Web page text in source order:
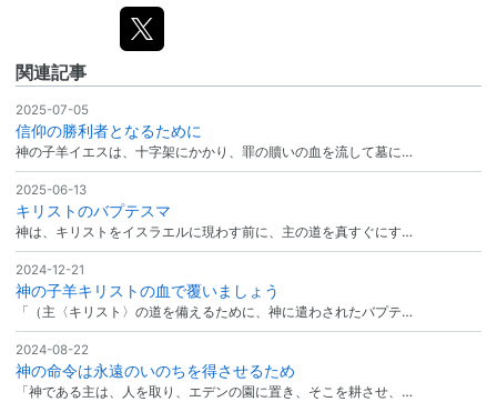
関連記事
2025-07-05
信仰の勝利者となるために
神の子羊イエスは、十字架にかかり、罪の贖いの血を流して墓に…
2025-06-13
キリストのバプテスマ
神は、キリストをイスラエルに現わす前に、主の道を真すぐにす…
2024-12-21
神の子羊キリストの血で覆いましょう
「（主〈キリスト〉の道を備えるために、神に遣わされたバプテ…
2024-08-22
神の命令は永遠のいのちを得させるため
「神である主は、人を取り、エデンの園に置き、そこを耕させ、…